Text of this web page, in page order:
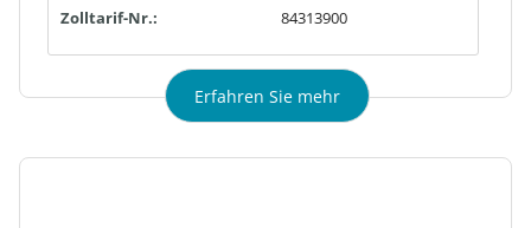
Zolltarif-Nr.: 84313900
Erfahren Sie mehr